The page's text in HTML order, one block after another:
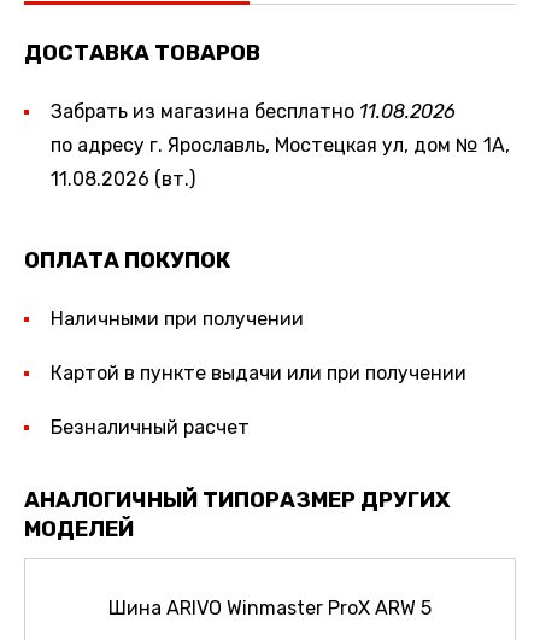
ДОСТАВКА ТОВАРОВ
Забрать из магазина бесплатно 11.08.2026
по адресу г. Ярославль, Мостецкая ул, дом № 1А,
11.08.2026 (вт.)
ОПЛАТА ПОКУПОК
Наличными при получении
Картой в пункте выдачи или при получении
Безналичный расчет
АНАЛОГИЧНЫЙ ТИПОРАЗМЕР ДРУГИХ
МОДЕЛЕЙ
Шина ARIVO Winmaster ProX ARW 5